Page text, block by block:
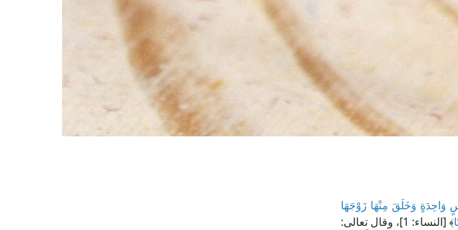
وَاحِدَةٍ وَخَلَقَ مِنْهَا زَوْجَهَا
﴾ [النساء: 1]، وقال تعالى: